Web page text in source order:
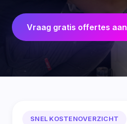
Vraag gratis offertes aan
SNEL KOSTENOVERZICHT